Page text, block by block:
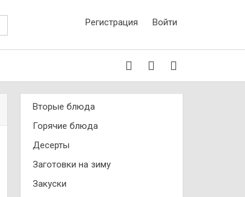
Регистрация Войти
Вторые блюда
Горячие блюда
Десерты
Заготовки на зиму
Закуски